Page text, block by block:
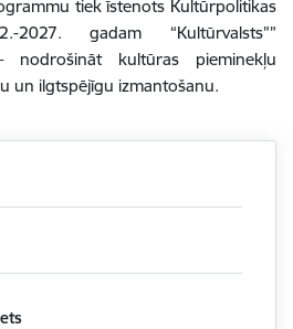
tiek īstenots Kultūrpolitikas
2027. gadam “Kultūrvalsts””
nodrošināt kultūras pieminekļu
un ilgtspējīgu izmantošanu.